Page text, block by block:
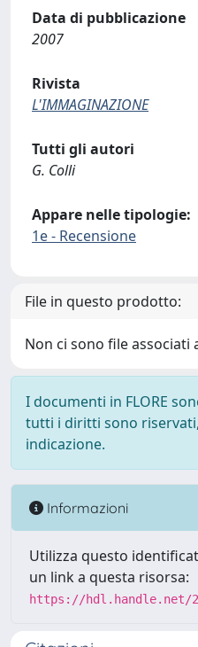
Data di pubblicazione
2007
Rivista
L'IMMAGINAZIONE
Tutti gli autori
G. Colli
Appare nelle tipologie:
1e - Recensione
File in questo prodotto:
Non ci sono file
I documenti in FLORE
tutti i diritti sono
indicazione.
Informazioni
Utilizza questo
un link a questa risorsa:
https://hdl.handle.net/